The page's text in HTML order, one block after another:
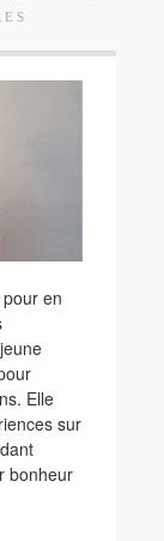
en
Elle
sur
bonheur